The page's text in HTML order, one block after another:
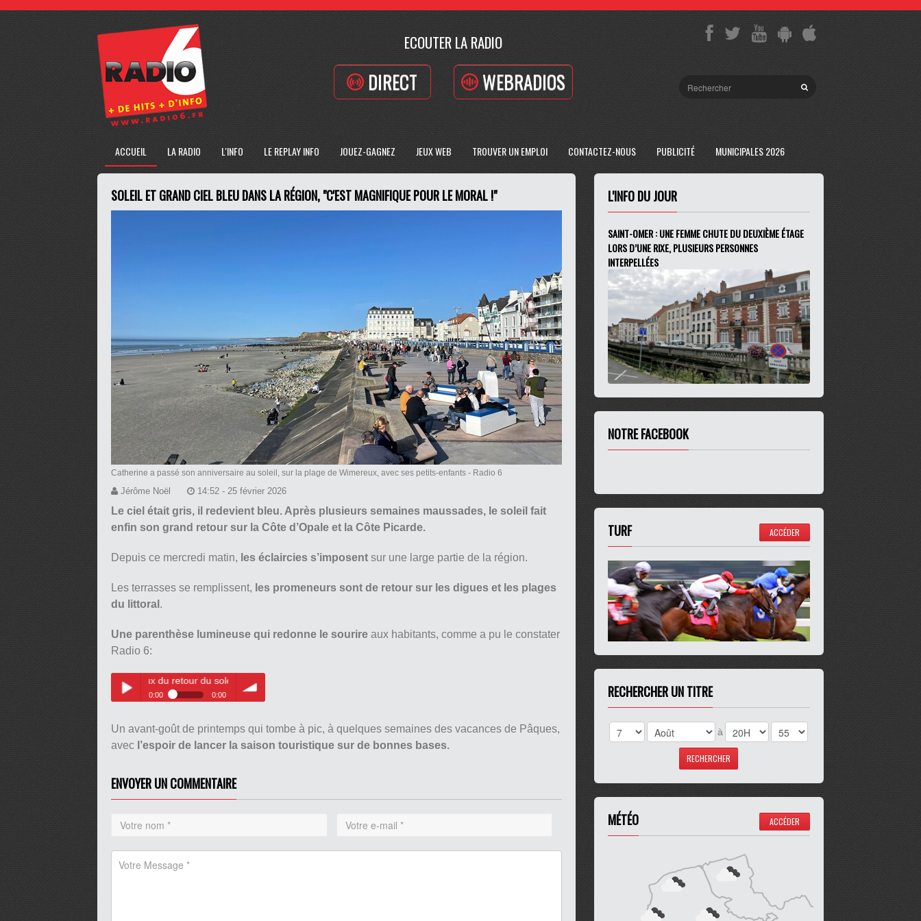
ECOUTER LA RADIO
DIRECT WEBRADIOS
ACCUEIL LA RADIO L'INFO LE REPLAY INFO JOUEZ-GAGNEZ JEUX WEB TROUVER UN EMPLOI CONTACTEZ-NOUS PUBLICITÉ MUNICIPALES 2026
SOLEIL ET GRAND CIEL BLEU DANS LA RÉGION, "C'EST MAGNIFIQUE POUR LE MORAL !"
Catherine a passé son anniversaire au soleil, sur la plage de Wimereux, avec ses petits-enfants - Radio 6
Jérôme Noël 14:52 - 25 février 2026
Le ciel était gris, il redevient bleu. Après plusieurs semaines maussades, le soleil fait
enfin son grand retour sur la Côte d’Opale et la Côte Picarde.
Depuis ce mercredi matin, les éclaircies s’imposent sur une large partie de la région.
Les terrasses se remplissent, les promeneurs sont de retour sur les digues et les plages
du littoral .
Une parenthèse lumineuse qui redonne le sourire aux habitants, comme a pu le constater
Radio 6:
Play /
pause
de la région heureux du retour du soleil
0:00 0:00
volume
heureux du retour du soleil
Un avant-goût de printemps qui tombe à pic, à quelques semaines des vacances de Pâques,
avec l’espoir de lancer la saison touristique sur de bonnes bases.
ENVOYER UN COMMENTAIRE
L'INFO DU JOUR
SAINT-OMER : UNE FEMME CHUTE DU DEUXIÈME ÉTAGE
LORS D’UNE RIXE, PLUSIEURS PERSONNES
INTERPELLÉES
NOTRE FACEBOOK
TURF ACCÉDER
RECHERCHER UN TITRE
à
MÉTÉO ACCÉDER